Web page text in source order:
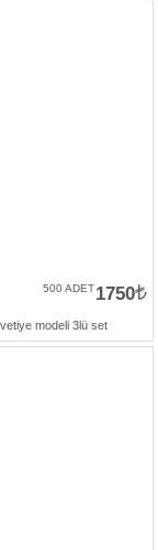
1750
500 ADET
modeli 3lü set